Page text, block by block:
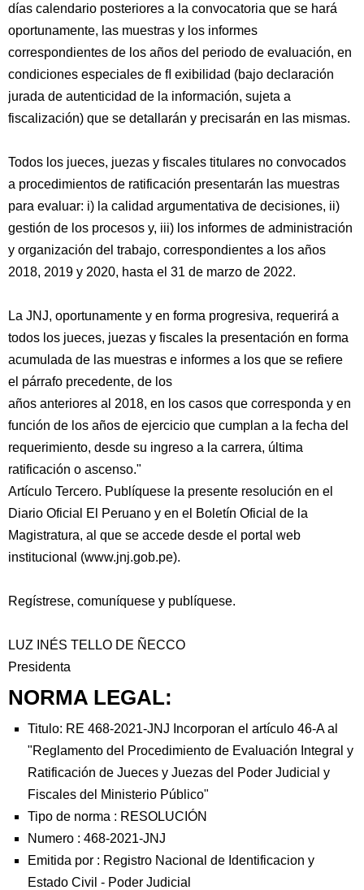
días calendario posteriores a la convocatoria que se hará
oportunamente, las muestras y los informes
correspondientes de los años del periodo de evaluación, en
condiciones especiales de ﬂ exibilidad (bajo declaración
jurada de autenticidad de la información, sujeta a
fiscalización) que se detallarán y precisarán en las mismas.
Todos los jueces, juezas y fiscales titulares no convocados
a procedimientos de ratificación presentarán las muestras
para evaluar: i) la calidad argumentativa de decisiones, ii)
gestión de los procesos y, iii) los informes de administración
y organización del trabajo, correspondientes a los años
2018, 2019 y 2020, hasta el 31 de marzo de 2022.
La JNJ, oportunamente y en forma progresiva, requerirá a
todos los jueces, juezas y fiscales la presentación en forma
acumulada de las muestras e informes a los que se refiere
el párrafo precedente, de los
años anteriores al 2018, en los casos que corresponda y en
función de los años de ejercicio que cumplan a la fecha del
requerimiento, desde su ingreso a la carrera, última
ratificación o ascenso."
Artículo Tercero. Publíquese la presente resolución en el
Diario Oficial El Peruano y en el Boletín Oficial de la
Magistratura, al que se accede desde el portal web
institucional (www.jnj.gob.pe).
Regístrese, comuníquese y publíquese.
LUZ INÉS TELLO DE ÑECCO
Presidenta
NORMA LEGAL:
Titulo: RE 468-2021-JNJ Incorporan el artículo 46-A al
"Reglamento del Procedimiento de Evaluación Integral y
Ratificación de Jueces y Juezas del Poder Judicial y
Fiscales del Ministerio Público"
Tipo de norma : RESOLUCIÓN
Numero : 468-2021-JNJ
Emitida por : Registro Nacional de Identificacion y
Estado Civil - Poder Judicial